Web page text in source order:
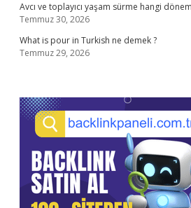
Avcı ve toplayıcı yaşam sürme hangi
Temmuz 30, 2026
What is pour in Turkish ne demek ?
Temmuz 29, 2026